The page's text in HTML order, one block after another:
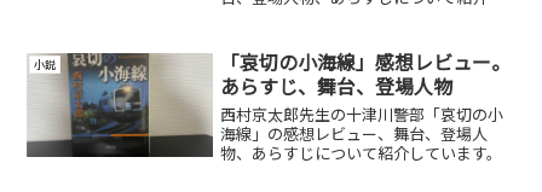
小説
「哀切の小海線」感想レビュー。
あらすじ、舞台、登場人物
西村京太郎先生の十津川警部「哀切の小
海線」の感想レビュー、舞台、登場人
物、あらすじについて紹介しています。